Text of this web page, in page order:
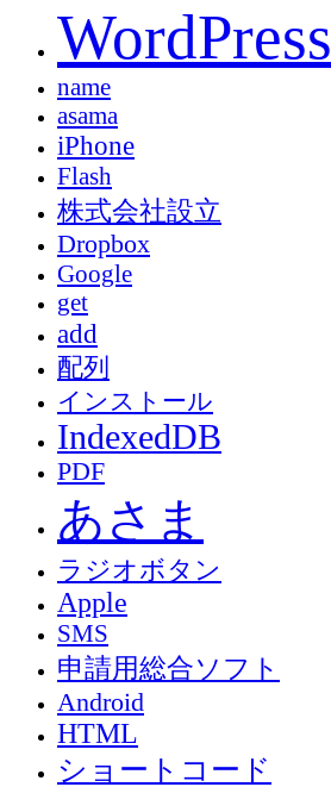
WordPress
name
asama
iPhone
Flash
株式会社設立
Dropbox
Google
get
add
配列
インストール
IndexedDB
PDF
あさま
ラジオボタン
Apple
SMS
申請用総合ソフト
Android
HTML
ショートコード